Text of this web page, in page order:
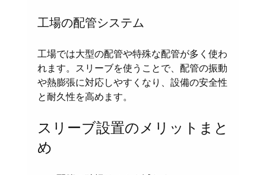
工場の配管システム
工場では大型の配管や特殊な配管が多く使わ
れます。スリーブを使うことで、配管の振動
や熱膨張に対応しやすくなり、設備の安全性
と耐久性を高めます。
スリーブ設置のメリットまと
め